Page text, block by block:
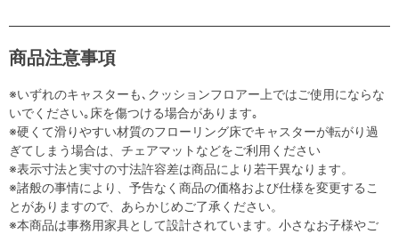
商品注意事項
※いずれのキャスターも､クッションフロアー上ではご使用にならな
いでください｡床を傷つける場合があります｡
※硬くて滑りやすい材質のフローリング床でキャスターが転がり過
ぎてしまう場合は、チェアマットなどをご利用ください
※表示寸法と実寸の寸法許容差は商品により若干異なります。
※諸般の事情により、予告なく商品の価格および仕様を変更するこ
とがありますので、あらかじめご了承ください。
※本商品は事務用家具として設計されています。小さなお子様やご